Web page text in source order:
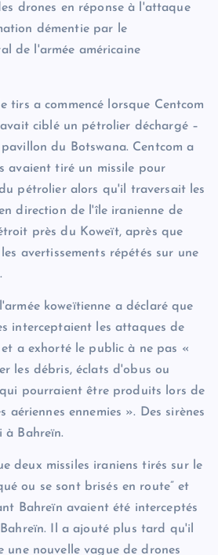
drones en réponse à l'attaque
démentie par le
de l'armée américaine
tirs a commencé lorsque Centcom
ciblé un pétrolier déchargé –
du Botswana. Centcom a
avaient tiré un missile pour
pétrolier alors qu'il traversait les
direction de l'île iranienne de
près du Koweït, après que
avertissements répétés sur une
koweïtienne a déclaré que
interceptaient les attaques de
a exhorté le public à ne pas «
les débris, éclats d'obus ou
pourraient être produits lors de
aériennes ennemies ». Des sirènes
à Bahreïn.
deux missiles iraniens tirés sur le
ou se sont brisés en route” et
Bahreïn avaient été interceptés
Il a ajouté plus tard qu'il
une nouvelle vague de drones